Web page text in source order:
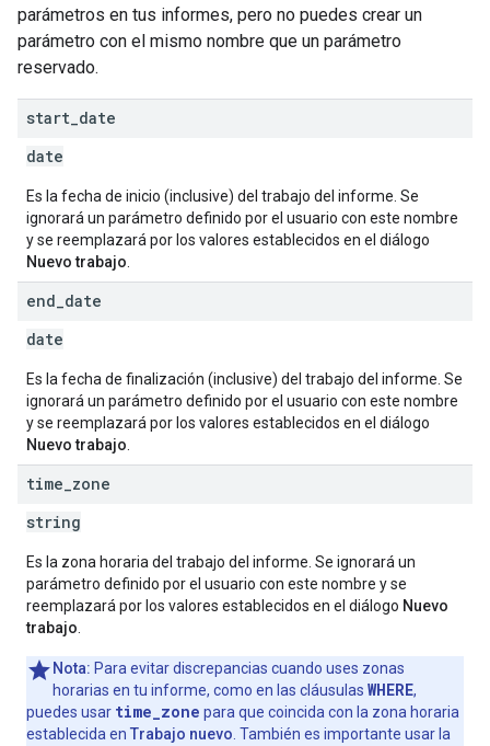
parámetros en tus informes, pero no puedes crear un
parámetro con el mismo nombre que un parámetro
reservado.
start date
date
Es la fecha de inicio (inclusive) del trabajo del informe. Se
ignorará un parámetro definido por el usuario con este nombre
y se reemplazará por los valores establecidos en el diálogo
Nuevo trabajo
end date
date
Es la fecha de finalización (inclusive) del trabajo del informe. Se
ignorará un parámetro definido por el usuario con este nombre
y se reemplazará por los valores establecidos en el diálogo
Nuevo trabajo
time zone
string
Es la zona horaria del trabajo del informe. Se ignorará un
parámetro definido por el usuario con este nombre y se
reemplazará por los valores establecidos en el diálogo Nuevo
trabajo
Nota: Para evitar discrepancias cuando uses zonas
horarias en tu informe, como en las cláusulas WHERE,
puedes usar time_zone para que coincida con la zona horaria
establecida en Trabajo nuevo . También es importante usar la